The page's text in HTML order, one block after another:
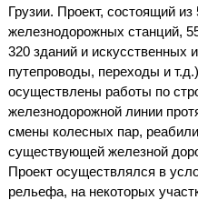
Грузии. Проект, состоящий
железнодорожных станций,
320 зданий и искусственных
путепроводы, переходы и
осуществлены работы по
железнодорожной линии
смены колесных пар,
существующей железной
Проект осуществлялся в
рельефа, на некоторых